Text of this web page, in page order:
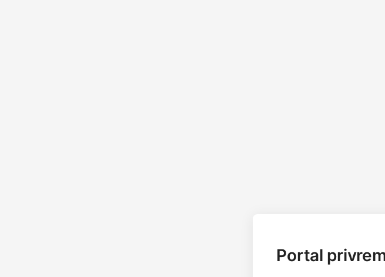
Portal